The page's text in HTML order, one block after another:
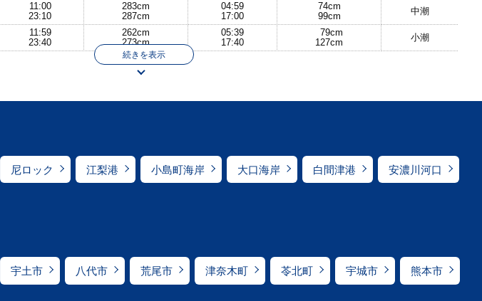
11:00
23:10
283cm
287cm
04:59
17:00
74cm
99cm
中潮
11:59
23:40
262cm
273cm
05:39
17:40
79cm
127cm
小潮
続きを表示
尼ロック 江梨港 小島町海岸 大口海岸 白間津港 安濃川河口
宇土市 八代市 荒尾市 津奈木町 苓北町 宇城市 熊本市